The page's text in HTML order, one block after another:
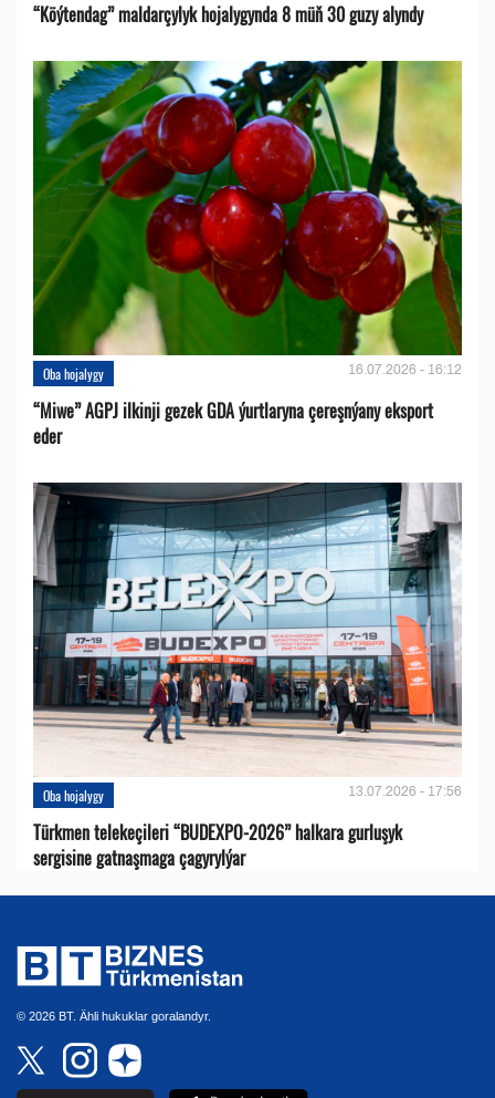
“Köýtendag” maldarçylyk hojalygynda 8 müň 30 guzy alyndy
Oba hojalygy 16.07.2026 - 16:12
“Miwe” AGPJ ilkinji gezek GDA ýurtlaryna çereşnýany eksport
eder
Oba hojalygy 13.07.2026 - 17:56
Türkmen telekeçileri “BUDEXPO-2026” halkara gurluşyk
sergisine gatnaşmaga çagyrylýar
© 2026 BT. Ähli hukuklar goralandyr.